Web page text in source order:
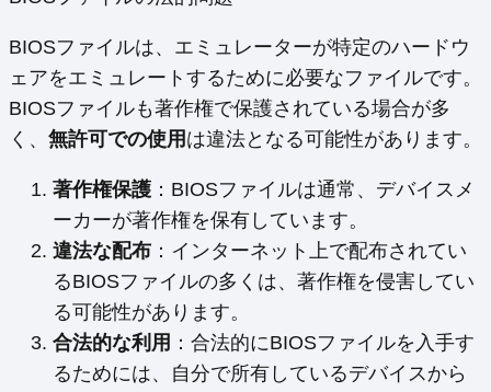
BIOSファイルは、エミュレーターが特定のハードウ
ェアをエミュレートするために必要なファイルです。
BIOSファイルも著作権で保護されている場合が多
く、 無許可での使用 は違法となる可能性があります。
著作権保護 ：BIOSファイルは通常、デバイスメ
ーカーが著作権を保有しています。
違法な配布 ：インターネット上で配布されてい
るBIOSファイルの多くは、著作権を侵害してい
る可能性があります。
合法的な利用 ：合法的にBIOSファイルを入手す
るためには、自分で所有しているデバイスから